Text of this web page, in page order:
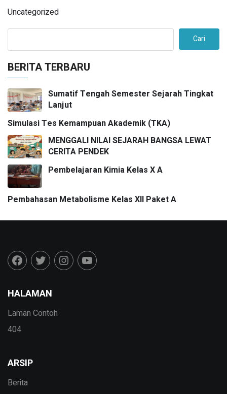
Uncategorized
Cari
BERITA TERBARU
Sumatif Tengah Semester Sejarah Tingkat
Lanjut
Simulasi Tes Kemampuan Akademik (TKA)
MENGGALI NILAI SEJARAH BANGSA LEWAT
CERITA PENDEK
Pembelajaran Kimia Kelas X A
Pembahasan Metabolisme Kelas XII Paket A
HALAMAN
Laman Contoh
404
ARSIP
Berita